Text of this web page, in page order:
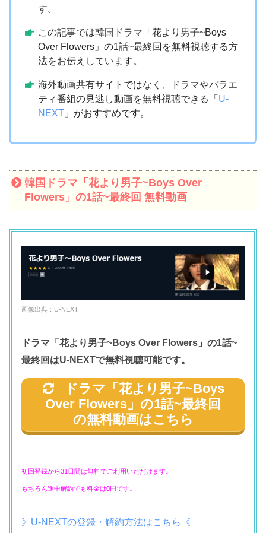
す。
この記事では韓国ドラマ「花より男子~Boys
Over Flowers」の1話~最終回を無料視聴する方
法をお伝えしています。
海外動画共有サイトではなく、ドラマやバラエ
ティ番組の見逃し動画を無料視聴できる「 U-
NEXT 」がおすすめです。
韓国ドラマ「花より男子~Boys Over
Flowers」の1話~最終回 無料動画
画像出典：U-NEXT
ドラマ「花より男子~Boys Over Flowers」の1話~
最終回はU-NEXTで無料視聴可能です。
ドラマ「花より男子~Boys
Over Flowers」の1話~最終回
の無料動画はこちら
初回登録から31日間は無料でご利用いただけます。
もちろん途中解約でも料金は0円です。
》U-NEXTの登録・解約方法はこちら《